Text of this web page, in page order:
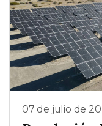
07 de julio de